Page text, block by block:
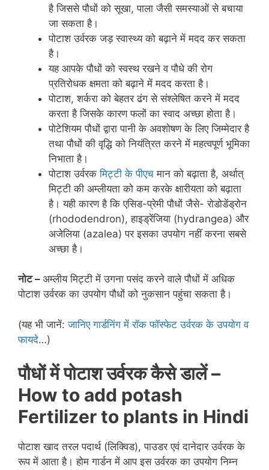
है जिससे पौधों को सूखा, पाला जैसी समस्याओं से बचाया
जा सकता है।
पोटाश उर्वरक जड़ स्वास्थ्य को बढ़ाने में मदद कर सकता
है।
यह आपके पौधों को स्वस्थ रखने व पौधे की रोग
प्रतिरोधक क्षमता को बढ़ाने में मदद करता है।
पोटाश, शर्करा को बेहतर ढंग से संश्लेषित करने में मदद
करता है जिसके कारण फलों का स्वाद अच्छा होता है।
पोटेशियम पौधों द्वारा पानी के अवशोषण के लिए जिम्मेदार है
तथा पौधों की वृद्धि को नियंत्रित करने में महत्वपूर्ण भूमिका
निभाता है।
पोटाश उर्वरकमिट्टी के पीएच मान को बढ़ाता है, अर्थात्
मिट्टी की अम्लीयता को कम करके क्षारीयता को बढ़ाता
है। यही कारण है कि एसिड-प्रेमी पौधों जैसे- रोडोडेंड्रोन
(rhododendron), हाइड्रेंजिया (hydrangea) और
अजेलिया (azalea) पर इसका उपयोग नहीं करना सबसे
अच्छा है।
नोट – अम्लीय मिट्टी में उगना पसंद करने वाले पौधों में अधिक
पोटाश उर्वरक का उपयोग पौधों को नुकसान पहुंचा सकता है।
(यह भी जानें:जानिए गार्डनिंग में रॉक फॉस्फेट उर्वरक के उपयोग व
फायदे…)
पौधों में पोटाश उर्वरक कैसे डालें –
How to add potash
Fertilizerto plants in Hindi
पोटाश खाद तरल पदार्थ (लिक्विड), पाउडर एवं दानेदार उर्वरक के
रूप में आता है। होम गार्डन में आप इस उर्वरक का उपयोग निम्न